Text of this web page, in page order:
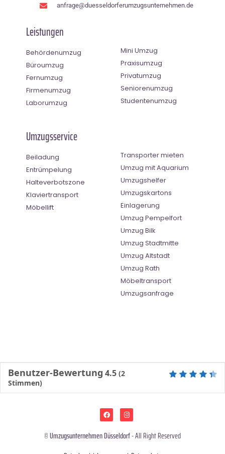
anfrage@duesseldorferumzugsunternehmen.de
Leistungen
Behördenumzug
Büroumzug
Fernumzug
Firmenumzug
Laborumzug
Mini Umzug
Praxisumzug
Privatumzug
Seniorenumzug
Studentenumzug
Umzugsservice
Beiladung
Entrümpelung
Halteverbotszone
Klaviertransport
Möbellift
Transporter mieten
Umzug mit Aquarium
Umzugshelfer
Umzugskartons
Einlagerung
Umzug Pempelfort
Umzug Bilk
Umzug Stadtmitte
Umzug Altstadt
Umzug Rath
Möbeltransport
Umzugsanfrage
Benutzer-Bewertung 4.5 (2
Stimmen)
©Umzugsunternehmen Düsseldorf- All Right Reserved